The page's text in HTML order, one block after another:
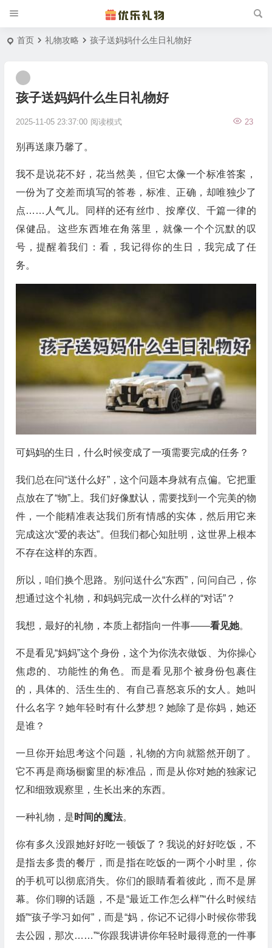
首页 礼物攻略 孩子送妈妈什么生日礼物好
孩子送妈妈什么生日礼物好
2025-11-05 23:37:00 23
阅读模式
别再送康乃馨了。
我不是说花不好，花当然美，但它太像一个标准答案，
一份为了交差而填写的答卷，标准、正确，却唯独少了
点……人气儿。同样的还有丝巾、按摩仪、千篇一律的
保健品。这些东西堆在角落里，就像一个个沉默的叹
号，提醒着我们：看，我记得你的生日，我完成了任
务。
可妈妈的生日，什么时候变成了一项需要完成的任务？
我们总在问“送什么好”，这个问题本身就有点偏。它把重
点放在了“物”上。我们好像默认，需要找到一个完美的物
件，一个能精准表达我们所有情感的实体，然后用它来
完成这次“爱的表达”。但我们都心知肚明，这世界上根本
不存在这样的东西。
所以，咱们换个思路。别问送什么“东西”，问问自己，你
想通过这个礼物，和妈妈完成一次什么样的“对话”？
我想，最好的礼物，本质上都指向一件事——看见她。
不是看见“妈妈”这个身份，这个为你洗衣做饭、为你操心
焦虑的、功能性的角色。而是看见那个被身份包裹住
的，具体的、活生生的、有自己喜怒哀乐的女人。她叫
什么名字？她年轻时有什么梦想？她除了是你妈，她还
是谁？
一旦你开始思考这个问题，礼物的方向就豁然开朗了。
它不再是商场橱窗里的标准品，而是从你对她的独家记
忆和细致观察里，生长出来的东西。
一种礼物，是 时间的魔法。
你有多久没跟她好好吃一顿饭了？我说的好好吃饭，不
是指去多贵的餐厅，而是指在吃饭的一两个小时里，你
的手机可以彻底消失。你们的眼睛看着彼此，而不是屏
幕。你们聊的话题，不是“最近工作怎么样”“什么时候结
婚”“孩子学习如何”，而是“妈，你记不记得小时候你带我
去公园，那次……”“你跟我讲讲你年轻时最得意的一件事